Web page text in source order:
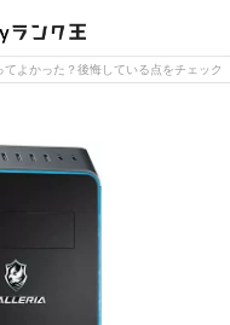
てよかった？後悔している点をチェック